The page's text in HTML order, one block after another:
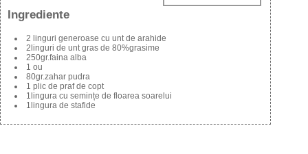
Ingrediente
2 linguri generoase cu unt de arahide
2linguri de unt gras de 80%grasime
250gr.faina alba
1 ou
80gr.zahar pudra
1 plic de praf de copt
1lingura cu semințe de floarea soarelui
1lingura de stafide